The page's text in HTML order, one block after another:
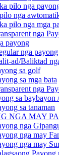
pilo nga
nga
pilo nga mga
nga
payong
nga payong
ad/Baliktad
sa golf
sa mga bata
nga
sa baybayon
sa tanaman
NGA MAY
nga
nga may
nga may